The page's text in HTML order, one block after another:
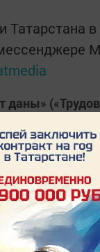
Татарстана в
даны»
наTelegram-